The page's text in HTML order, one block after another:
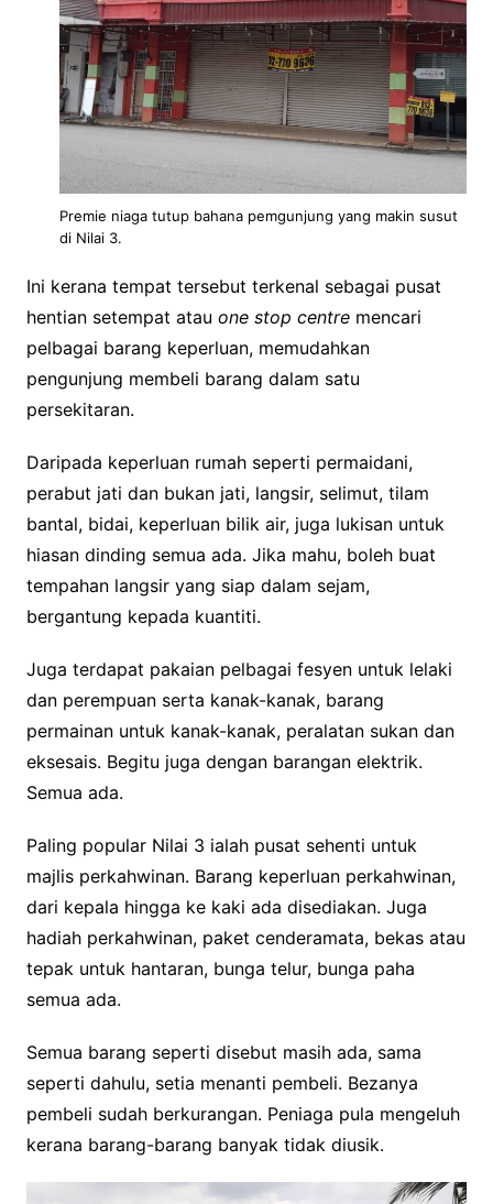
Premie niaga tutup bahana pemgunjung yang makin susut
di Nilai 3.
Ini kerana tempat tersebut terkenal sebagai pusat
hentian setempat atau one stop centremencari
pelbagai barang keperluan, memudahkan
pengunjung membeli barang dalam satu
persekitaran.
Daripada keperluan rumah seperti permaidani,
perabut jati dan bukan jati, langsir, selimut, tilam
bantal, bidai, keperluan bilik air, juga lukisan untuk
hiasan dinding semua ada. Jika mahu, boleh buat
tempahan langsir yang siap dalam sejam,
bergantung kepada kuantiti.
Juga terdapat pakaian pelbagai fesyen untuk lelaki
dan perempuan serta kanak-kanak, barang
permainan untuk kanak-kanak, peralatan sukan dan
eksesais. Begitu juga dengan barangan elektrik.
Semua ada.
Paling popular Nilai 3 ialah pusat sehenti untuk
majlis perkahwinan. Barang keperluan perkahwinan,
dari kepala hingga ke kaki ada disediakan. Juga
hadiah perkahwinan, paket cenderamata, bekas atau
tepak untuk hantaran, bunga telur, bunga paha
semua ada.
Semua barang seperti disebut masih ada, sama
seperti dahulu, setia menanti pembeli. Bezanya
pembeli sudah berkurangan. Peniaga pula mengeluh
kerana barang-barang banyak tidak diusik.